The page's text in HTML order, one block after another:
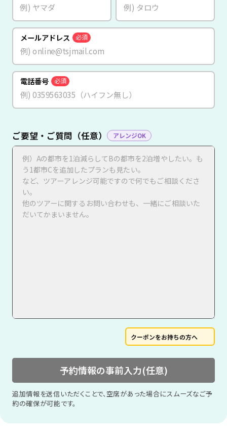
メールアドレス 必須
電話番号 必須
ご要望・ご質問（任意） アレンジOK
クーポンをお持ちの方へ
予約情報の事前入力(任意)
追加情報を送信いただくことで、空席があった場合にスムーズなご予
約の確保が可能です。